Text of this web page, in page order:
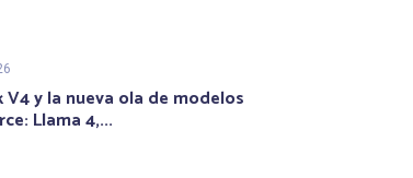
V4 y la nueva ola de modelos
Llama 4,...